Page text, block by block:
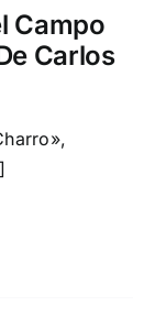
Campo
Carlos